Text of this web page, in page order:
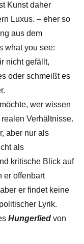
Kunst daher
Luxus. – eher so
aus dem
what you see:
nicht gefällt,
oder schmeißt es
möchte, wer wissen
Verhältnisse.
aber nur als
als
kritische Blick auf
er offenbart
er findet keine
Lyrik.
Hungerlied von